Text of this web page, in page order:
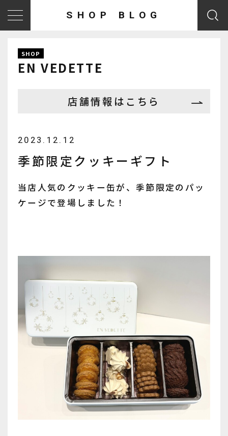
SHOP BLOG
SHOP
EN VEDETTE
店舗情報はこちら
2023.12.12
季節限定クッキーギフト
当店人気のクッキー缶が、季節限定のパッ
ケージで登場しました！